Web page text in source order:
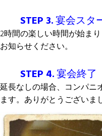
STEP 3.宴会スタ
2時間の楽しい時間が始ま
お知らせください。
STEP 4.宴会終了
延長なしの場合、コンパニ
ます。ありがとうございま